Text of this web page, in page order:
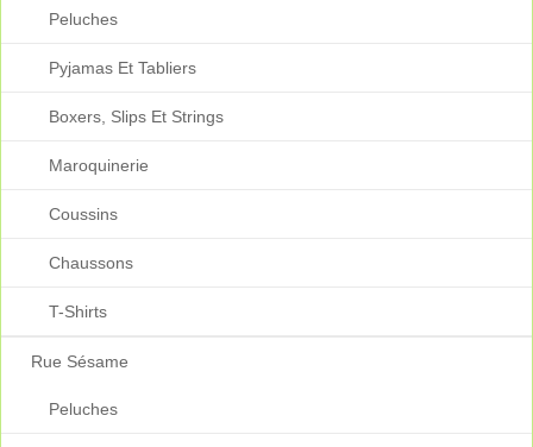
Peluches
Pyjamas Et Tabliers
Boxers, Slips Et Strings
Maroquinerie
Coussins
Chaussons
T-Shirts
Rue Sésame
Peluches